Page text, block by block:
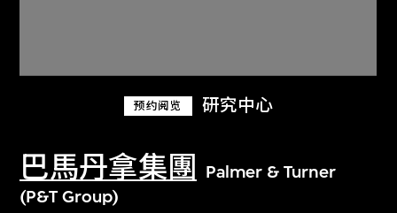
预约阅览 研究中心
巴馬丹拿集團
Palmer & Turner
(P&T Group)
关于M+藏品
探索世界顶级的二十及二十一世纪视觉
文化藏品。